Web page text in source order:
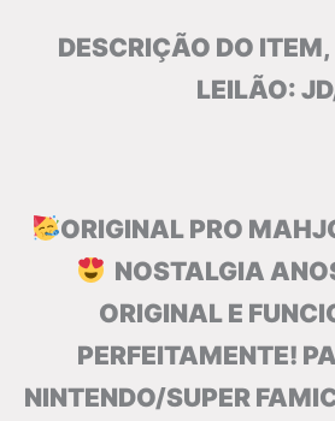
DESCRIÇÃO DO
LEILÃO:
ORIGINAL PRO
NOSTALGIA
ORIGINAL E
PERFEITAMENTE!
NINTENDO/SUPER